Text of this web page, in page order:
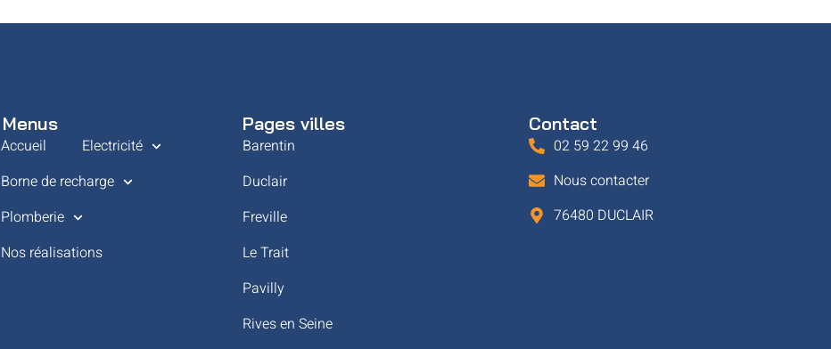
Menus
Accueil
Electricité
Borne de recharge
Plomberie
Nos réalisations
Pages villes
Barentin
Duclair
Freville
Le Trait
Pavilly
Rives en Seine
Contact
02 59 22 99 46
Nous contacter
76480 DUCLAIR